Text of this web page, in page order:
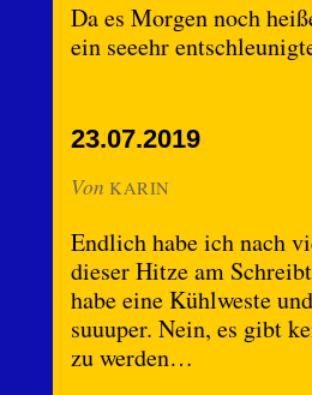
Da es Morgen noch
ein seeehr
23.07.2019
Von KARIN
Endlich habe ich nach
dieser Hitze am
habe eine Kühlweste
suuuper. Nein, es gibt
zu werden…